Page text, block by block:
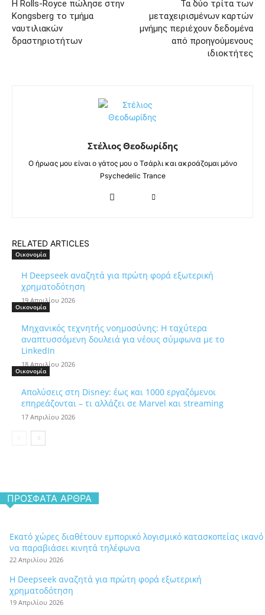
Η Rolls-Royce πώλησε στην
Kongsberg το τμήμα
ναυτιλιακών
δραστηριοτήτων
Τα δύο τρίτα των
μεταχειρισμένων καρτών
μνήμης περιέχουν δεδομένα
από προηγούμενους
ιδιοκτήτες
Στέλιος Θεοδωρίδης
Ο ήρωας μου είναι ο γάτος μου ο Τσάρλι και ακροάζομαι μόνο
Psychedelic Trance
RELATED ARTICLES
Οικονομία
Η Deepseek αναζητά για πρώτη φορά εξωτερική
χρηματοδότηση
19 Απριλίου 2026
Οικονομία
Μηχανικός τεχνητής νοημοσύνης: Η ταχύτερα
αναπτυσσόμενη δουλειά για νέους σύμφωνα με το
LinkedIn
18 Απριλίου 2026
Οικονομία
Απολύσεις στη Disney: έως και 1000 εργαζόμενοι
επηρεάζονται – τι αλλάζει σε Marvel και streaming
17 Απριλίου 2026
ΠΡΌΣΦΑΤΑ ΆΡΘΡΑ
Εκατό χώρες διαθέτουν εμπορικό λογισμικό κατασκοπείας ικανό
να παραβιάσει κινητά τηλέφωνα
22 Απριλίου 2026
Η Deepseek αναζητά για πρώτη φορά εξωτερική
χρηματοδότηση
19 Απριλίου 2026